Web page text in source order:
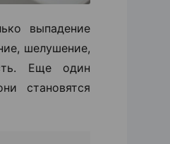
выпадение
шелушение,
Еще один
становятся